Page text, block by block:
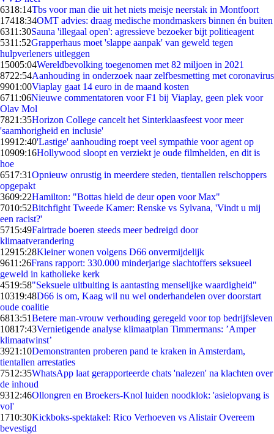
6318:14Tbs voor man die uit het niets meisje neerstak in Montfoort
17418:34OMT advies: draag medische mondmaskers binnen én buiten
6311:30Sauna 'illegaal open': agressieve bezoeker bijt politieagent
5311:52Grapperhaus moet 'slappe aanpak' van geweld tegen
hulpverleners uitleggen
15005:04Wereldbevolking toegenomen met 82 miljoen in 2021
8722:54Aanhouding in onderzoek naar zelfbesmetting met coronavirus
9901:00Viaplay gaat 14 euro in de maand kosten
6711:06Nieuwe commentatoren voor F1 bij Viaplay, geen plek voor
Olav Mol
7821:35Horizon College cancelt het Sinterklaasfeest voor meer
'saamhorigheid en inclusie'
19912:40'Lastige' aanhouding roept veel sympathie voor agent op
10909:16Hollywood sloopt en verziekt je oude filmhelden, en dit is
hoe
6517:31Opnieuw onrustig in meerdere steden, tientallen relschoppers
opgepakt
3609:22Hamilton: "Bottas hield de deur open voor Max"
7010:52Bitchfight Tweede Kamer: Renske vs Sylvana, 'Vindt u mij
een racist?'
5715:49Fairtrade boeren steeds meer bedreigd door
klimaatverandering
12915:28Kleiner wonen volgens D66 onvermijdelijk
9611:26Frans rapport: 330.000 minderjarige slachtoffers seksueel
geweld in katholieke kerk
4519:58"Seksuele uitbuiting is aantasting menselijke waardigheid"
10319:48D66 is om, Kaag wil nu wel onderhandelen over doorstart
oude coalitie
6813:51Betere man-vrouw verhouding geregeld voor top bedrijfsleven
10817:43Vernietigende analyse klimaatplan Timmermans: ’Amper
klimaatwinst’
3921:10Demonstranten proberen pand te kraken in Amsterdam,
tientallen arrestaties
7512:35WhatsApp laat gerapporteerde chats 'nalezen' na klachten over
de inhoud
9312:46Ollongren en Broekers-Knol luiden noodklok: 'asielopvang is
vol'
1710:30Kickboks-spektakel: Rico Verhoeven vs Alistair Overeem
bevestigd